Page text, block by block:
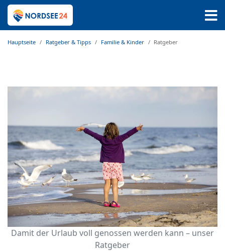
Hauptseite Ratgeber & Tipps Familie & Kinder Ratgeber
Damit der Urlaub voll genossen werden kann – unser
Ratgeber